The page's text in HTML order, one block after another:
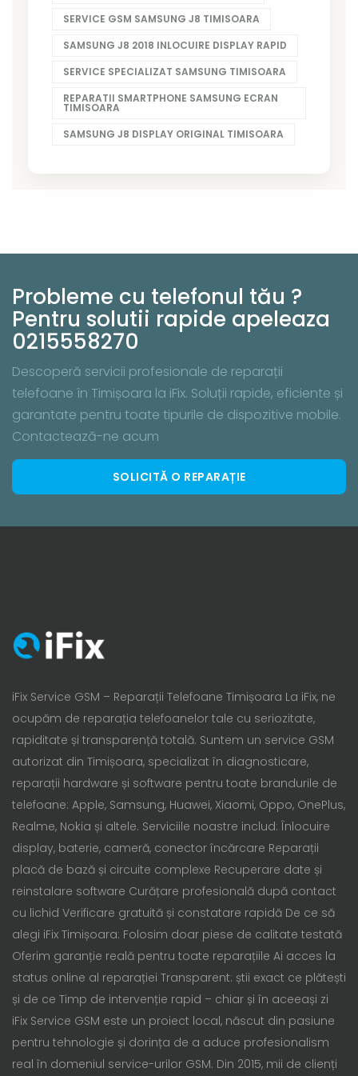
SERVICE GSM SAMSUNG J8 TIMISOARA
SAMSUNG J8 2018 INLOCUIRE DISPLAY RAPID
SERVICE SPECIALIZAT SAMSUNG TIMISOARA
REPARATII SMARTPHONE SAMSUNG ECRAN
TIMISOARA
SAMSUNG J8 DISPLAY ORIGINAL TIMISOARA
Probleme cu telefonul tău ?
Pentru solutii rapide apeleaza
0215558270
Descoperă servicii profesionale de reparații
telefoane în Timișoara la iFix. Soluții rapide, eficiente și
garantate pentru toate tipurile de dispozitive mobile.
Contactează-ne acum
SOLICITĂ O REPARAȚIE
iFix Service GSM – Reparații Telefoane Timișoara La iFix, ne
ocupăm de reparația telefoanelor tale cu seriozitate,
rapiditate și transparență totală. Suntem un service GSM
autorizat din Timișoara, specializat în diagnosticare,
reparații hardware și software pentru toate brandurile de
telefoane: Apple, Samsung, Huawei, Xiaomi, Oppo, OnePlus,
Realme, Nokia și altele. Serviciile noastre includ: Înlocuire
display, baterie, cameră, conector încărcare Reparații
placă de bază și circuite complexe Recuperare date și
reinstalare software Curățare profesională după contact
cu lichid Verificare gratuită și constatare rapidă De ce să
alegi iFix Timișoara: Folosim doar piese de calitate testată
Oferim garanție reală pentru toate reparațiile Ai acces la
status online al reparației Transparent: știi exact ce plătești
și de ce Timp de intervenție rapid – chiar și în aceeași zi
iFix Service GSM este un proiect local, născut din pasiune
pentru tehnologie și dorința de a aduce profesionalism
real în domeniul service-urilor GSM. Din 2015, mii de clienți